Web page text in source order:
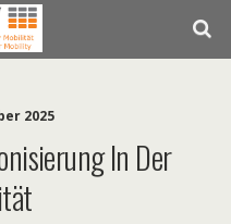
2025
In Der